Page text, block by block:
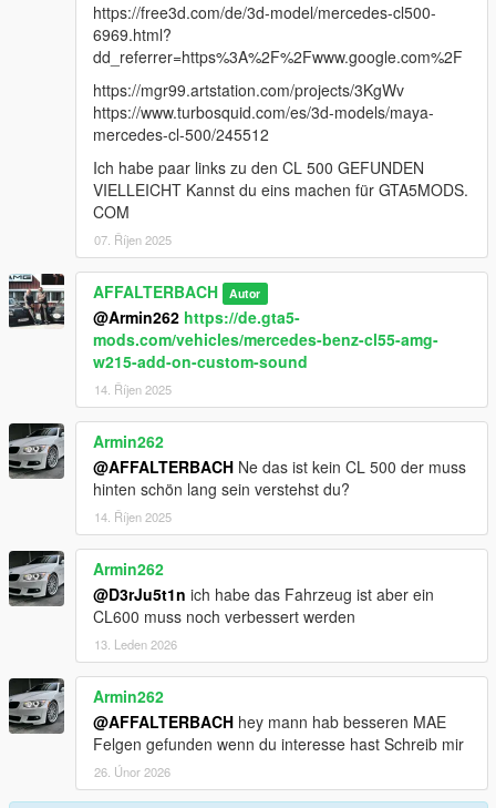
https://free3d.com/de/3d-model/mercedes-cl500-
6969.html?
dd_referrer=https%3A%2F%2Fwww.google.com%2F
https://mgr99.artstation.com/projects/3KgWv
https://www.turbosquid.com/es/3d-models/maya-
mercedes-cl-500/245512
Ich habe paar links zu den CL 500 GEFUNDEN
VIELLEICHT Kannst du eins machen für GTA5MODS.
COM
07. Říjen 2025
AFFALTERBACH Autor
@Armin262 https://de.gta5-
mods.com/vehicles/mercedes-benz-cl55-amg-
w215-add-on-custom-sound
14. Říjen 2025
Armin262
@AFFALTERBACH Ne das ist kein CL 500 der muss
hinten schön lang sein verstehst du?
14. Říjen 2025
Armin262
@D3rJu5t1n ich habe das Fahrzeug ist aber ein
CL600 muss noch verbessert werden
13. Leden 2026
Armin262
@AFFALTERBACH hey mann hab besseren MAE
Felgen gefunden wenn du interesse hast Schreib mir
26. Únor 2026